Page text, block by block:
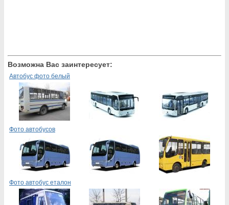
Возможна Вас заинтересует:
Автобус фото белый
Фото автобусов
Фото автобус еталон